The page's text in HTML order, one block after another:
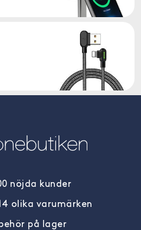
nöjda kunder
olika varumärken
på lager